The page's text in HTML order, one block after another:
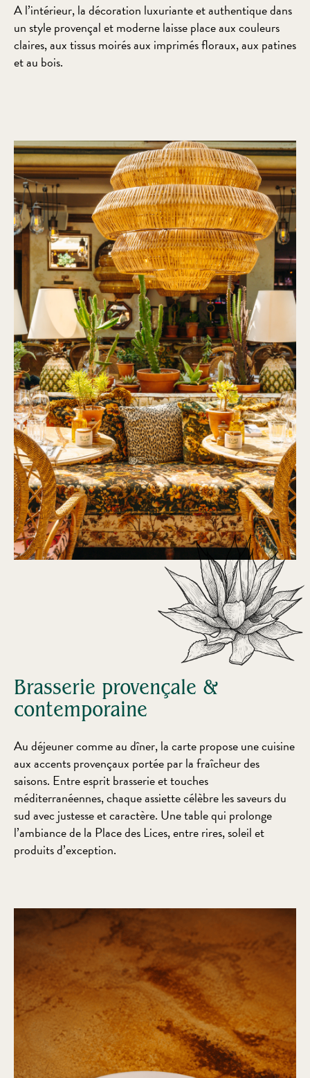
A l’intérieur, la décoration luxuriante et authentique dans
un style provençal et moderne laisse place aux couleurs
claires, aux tissus moirés aux imprimés floraux, aux patines
et au bois.
Brasserie provençale &
contemporaine
Au déjeuner comme au dîner, la carte propose une cuisine
aux accents provençaux portée par la fraîcheur des
saisons. Entre esprit brasserie et touches
méditerranéennes, chaque assiette célèbre les saveurs du
sud avec justesse et caractère. Une table qui prolonge
l’ambiance de la Place des Lices, entre rires, soleil et
produits d’exception.